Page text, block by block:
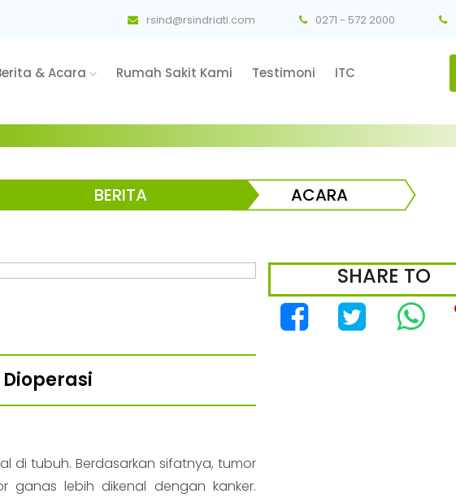
rsind@rsindriati.com 0271 - 572 2000
& Acara Rumah Sakit Kami Testimoni ITC
BERITA ACARA
di tubuh. Berdasarkan sifatnya, tumor
ganas lebih dikenal dengan kanker.
SHARE TO